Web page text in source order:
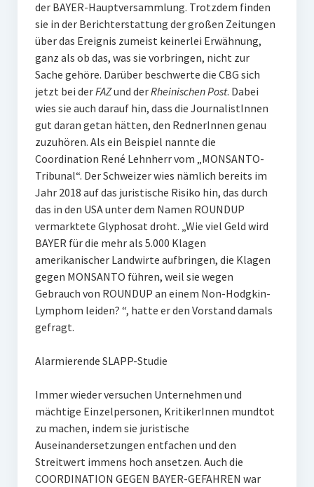
der BAYER-Hauptversammlung. Trotzdem finden
sie in der Berichterstattung der großen Zeitungen
über das Ereignis zumeist keinerlei Erwähnung,
ganz als ob das, was sie vorbringen, nicht zur
Sache gehöre. Darüber beschwerte die CBG sich
jetzt bei derFAZund derRheinischen Post. Dabei
wies sie auch darauf hin, dass die JournalistInnen
gut daran getan hätten, den RednerInnen genau
zuzuhören. Als ein Beispiel nannte die
Coordination René Lehnherr vom „MONSANTO-
Tribunal“. Der Schweizer wies nämlich bereits im
Jahr 2018 auf das juristische Risiko hin, das durch
das in den USA unter dem Namen ROUNDUP
vermarktete Glyphosat droht. „Wie viel Geld wird
BAYER für die mehr als 5.000 Klagen
amerikanischer Landwirte aufbringen, die Klagen
gegen MONSANTO führen, weil sie wegen
Gebrauch von ROUNDUP an einem Non-Hodgkin-
Lymphom leiden? “, hatte er den Vorstand damals
gefragt.
Alarmierende SLAPP-Studie
Immer wieder versuchen Unternehmen und
mächtige Einzelpersonen, KritikerInnen mundtot
zu machen, indem sie juristische
Auseinandersetzungen entfachen und den
Streitwert immens hoch ansetzen. Auch die
COORDINATION GEGEN BAYER-GEFAHREN war